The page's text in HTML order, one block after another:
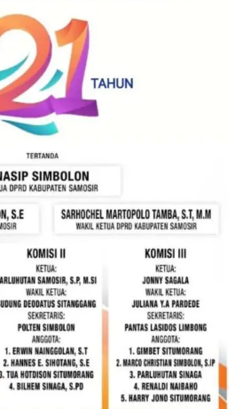
akan pentingnya menjaga
dan kekompakan
dalam menyambut
HUT Kemerdekaan
sambang ini
terus dilaksanakan secara rutin
di wilayah Kelurahan
bagian dari upaya menciptakan
yang aman dan kondusif,
semangat nasionalisme
menyambut Hari Kemerdekaan RI.
Infrastruktur Kota Medan,
Perkuat Sinergi dengan